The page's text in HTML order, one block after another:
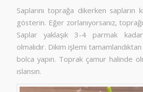
Saplarını toprağa dikerken sapların
gösterin. Eğer zorlanıyorsanız,
Saplar yaklaşık 3-4 parmak
olmalıdır. Dikim işlemi
bolca yapın. Toprak çamur halinde
ıslansın.